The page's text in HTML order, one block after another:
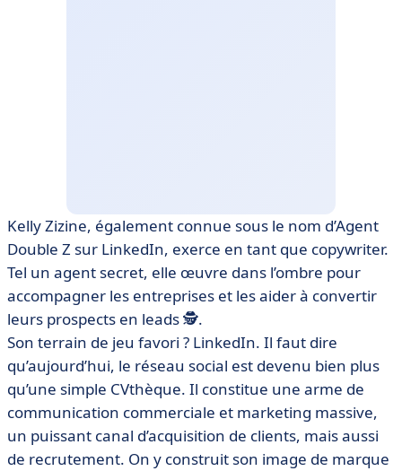
Kelly Zizine, également connue sous le nom d’Agent
Double Z sur LinkedIn, exerce en tant que copywriter.
Tel un agent secret, elle œuvre dans l’ombre pour
accompagner les entreprises et les aider à convertir
leurs prospects en leads 🕵️.
Son terrain de jeu favori ? LinkedIn. Il faut dire
qu’aujourd’hui, le réseau social est devenu bien plus
qu’une simple CVthèque. Il constitue une arme de
communication commerciale et marketing massive,
un puissant canal d’acquisition de clients, mais aussi
de recrutement. On y construit son image de marque